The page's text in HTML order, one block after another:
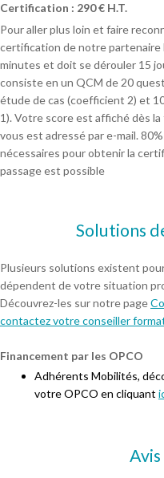
Certification : 290 € H.T.
Pour aller plus loin et faire
certification de notre partenaire
minutes et doit se dérouler 15
consiste en un QCM de 20
étude de cas (coefficient 2) et
1). Votre score est affiché dès
vous est adressé par e-mail.
nécessaires pour obtenir la
passage est possible
Solutions
Plusieurs solutions existent
dépendent de votre situation
Découvrez-les sur notre page
contactez votre conseiller
Financement par les OPCO
Adhérents Mobilités,
votre OPCO en cliquant